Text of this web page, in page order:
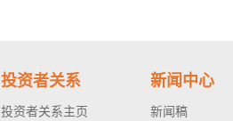
投资者关系
投资者关系主页
新闻中心
新闻稿